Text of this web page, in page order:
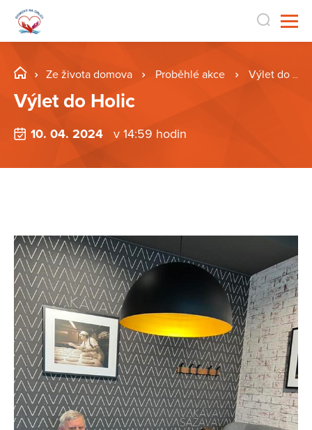
Ze života domova Proběhlé akce Výlet do Holic
Výlet do Holic
10. 04. 2024 v 14:59 hodin